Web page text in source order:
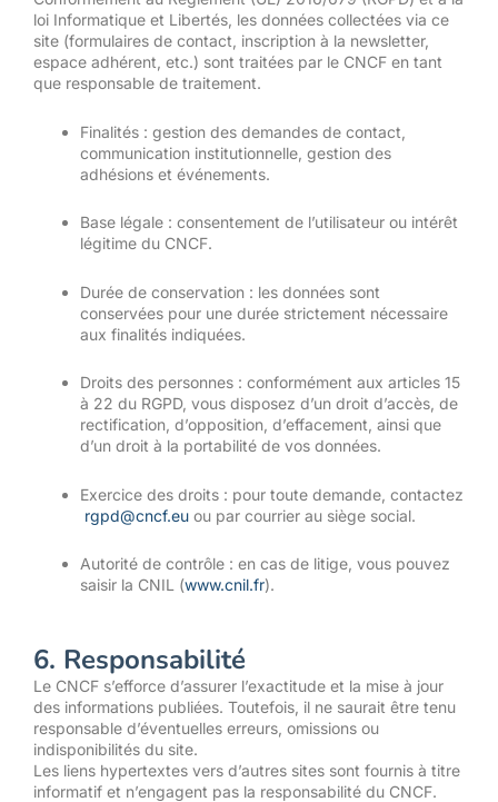
loi Informatique et Libertés, les données collectées via ce
site (formulaires de contact, inscription à la newsletter,
espace adhérent, etc.) sont traitées par le CNCF en tant
que responsable de traitement.
Finalités : gestion des demandes de contact,
communication institutionnelle, gestion des
adhésions et événements.
Base légale : consentement de l’utilisateur ou intérêt
légitime du CNCF.
Durée de conservation : les données sont
conservées pour une durée strictement nécessaire
aux finalités indiquées.
Droits des personnes : conformément aux articles 15
à 22 du RGPD, vous disposez d’un droit d’accès, de
rectification, d’opposition, d’effacement, ainsi que
d’un droit à la portabilité de vos données.
Exercice des droits : pour toute demande, contactez
rgpd@cncf.eu ou par courrier au siège social.
Autorité de contrôle : en cas de litige, vous pouvez
saisir la CNIL (www.cnil.fr).
6. Responsabilité
Le CNCF s’efforce d’assurer l’exactitude et la mise à jour
des informations publiées. Toutefois, il ne saurait être tenu
responsable d’éventuelles erreurs, omissions ou
indisponibilités du site.
Les liens hypertextes vers d’autres sites sont fournis à titre
informatif et n’engagent pas la responsabilité du CNCF.